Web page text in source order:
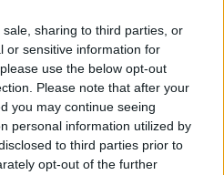
sharing to third parties, or
or sensitive information for
use the below opt-out
Please note that after your
you may continue seeing
personal information utilized by
to third parties prior to
opt-out of the further